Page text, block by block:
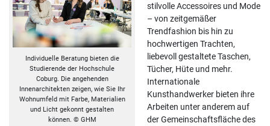
Individuelle Beratung bieten die
Studierende der Hochschule
Coburg. Die angehenden
Innenarchitekten zeigen, wie Sie Ihr
Wohnumfeld mit Farbe, Materialien
und Licht gekonnt gestalten
können. © GHM
stilvolle Accessoires und Mode
– von zeitgemäßer
Trendfashion bis hin zu
hochwertigen Trachten,
liebevoll gestaltete Taschen,
Tücher, Hüte und mehr.
Internationale
Kunsthandwerker bieten ihre
Arbeiten unter anderem auf
der Gemeinschaftsfläche des